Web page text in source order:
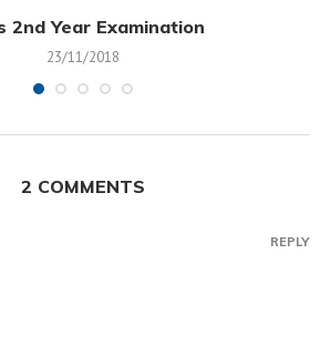
2nd Year Examination
23/11/2018
2 COMMENTS
REPLY